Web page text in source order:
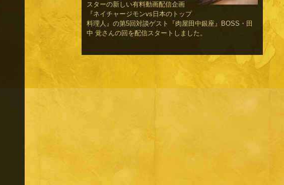
スターの新しい有料動画配信企画
『ネイチャージモンvs日本のトップ
料理人』の第5回対談ゲスト『肉屋田中銀座』BOSS・田
中 覚さんの回を配信スタートしました。